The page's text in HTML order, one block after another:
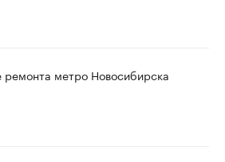
метро Новосибирска